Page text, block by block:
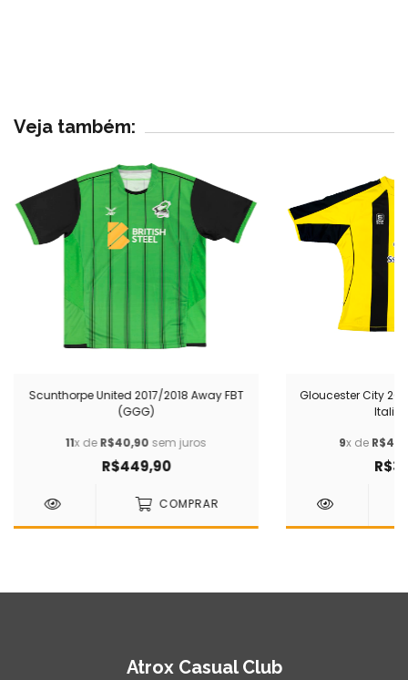
Veja também:
Scunthorpe United 2017/2018 Away FBT
(GGG)
11x deR$40,90 sem juros
R$449,90
COMPRAR
Gloucester City
Italia
9x de
Atrox Casual Club